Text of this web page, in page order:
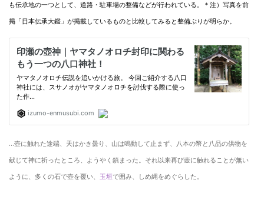
も伝承地の一つとして、道路・駐車場の整備などが行われている。
＊注）写真を前
掲「日本伝承大鑑」が掲載しているものと比較してみると整備ぶりが明らか。
…壺に触れた途端、天はかき曇り、山は鳴動して止まず、八本の幣と八品の供物を
献じて神に祈ったところ、ようやく鎮まった。 それ以来再び壺に触れることが無い
ように、多くの石で壺を覆い、 玉垣で囲み、しめ縄をめぐらした。